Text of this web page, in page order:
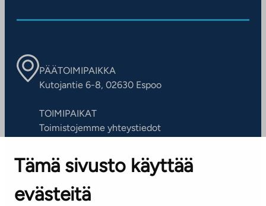
Tämä sivusto käyttää
evästeitä
PÄÄTOIMIPAIKKA
Kutojantie 6-8, 02630 Espoo
TOIMIPAIKAT
Toimistojemme yhteystiedot
ASIAKASPALVELUKESKUS
Puh. 045 7734 3777
(arkisin klo 8-16)